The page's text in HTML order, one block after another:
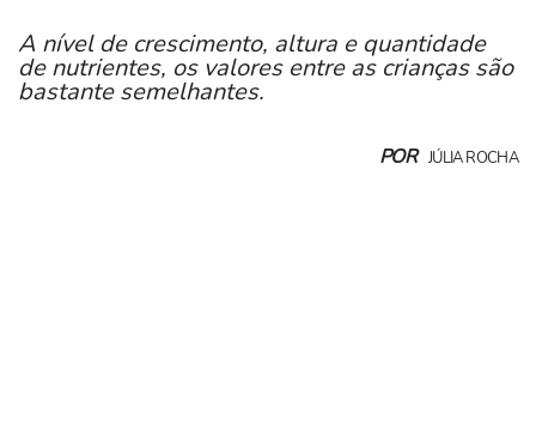
A nível de crescimento, altura e quantidade
de nutrientes, os valores entre as crianças são
bastante semelhantes.
POR JÚLIA ROCHA